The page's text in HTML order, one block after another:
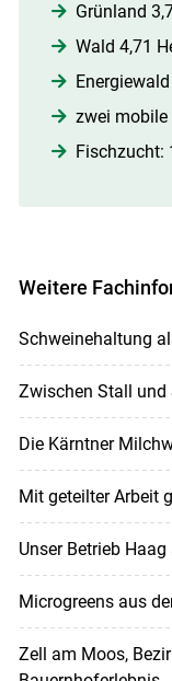
Grünland
Wald 4,71
zwei mobile
Fischzucht:
Weitere
Schweinehaltung
Zwischen Stall und
Die Kärntner
Mit geteilter Arbeit
Unser Betrieb
Microgreens aus
Zell am Moos,